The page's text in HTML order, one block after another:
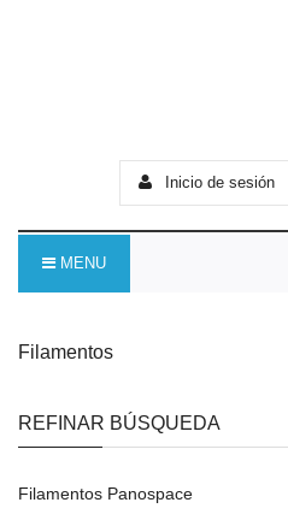
Inicio de sesión
MENU
Filamentos
REFINAR BÚSQUEDA
Filamentos Panospace